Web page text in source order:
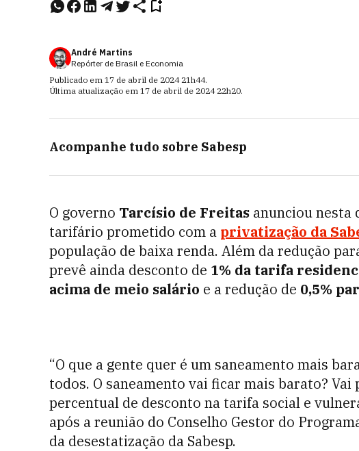
André Martins
Repórter de Brasil e Economia
Publicado em 17 de abril de 2024 21h44.
Última atualização em 17 de abril de 2024 22h20.
Acompanhe tudo sobre Sabesp
O governo Tarcísio de Freitas anunciou nesta
tarifário prometido com a privatização da
população de baixa renda. Além da redução
prevê ainda desconto de 1% da tarifa
acima de meio salário e a redução de 0,5%
“O que a gente quer é um saneamento mais
todos. O saneamento vai ficar mais barato?
percentual de desconto na tarifa social e
após a reunião do Conselho Gestor do
da desestatização da Sabesp.